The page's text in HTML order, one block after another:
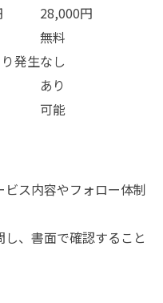
28,000円
無料
発生なし
あり
可能
ス内容やフォロー体制
、書面で確認すること